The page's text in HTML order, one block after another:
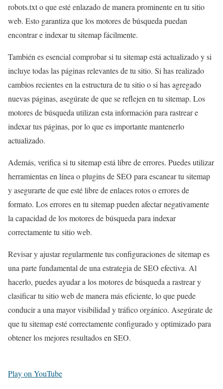
robots.txt o que esté enlazado de manera prominente en tu sitio
web. Esto garantiza que los motores de búsqueda puedan
encontrar e indexar tu sitemap fácilmente.
También es esencial comprobar si tu sitemap está actualizado y si
incluye todas las páginas relevantes de tu sitio. Si has realizado
cambios recientes en la estructura de tu sitio o si has agregado
nuevas páginas, asegúrate de que se reflejen en tu sitemap. Los
motores de búsqueda utilizan esta información para rastrear e
indexar tus páginas, por lo que es importante mantenerlo
actualizado.
Además, verifica si tu sitemap está libre de errores. Puedes utilizar
herramientas en línea o plugins de SEO para escanear tu sitemap
y asegurarte de que esté libre de enlaces rotos o errores de
formato. Los errores en tu sitemap pueden afectar negativamente
la capacidad de los motores de búsqueda para indexar
correctamente tu sitio web.
Revisar y ajustar regularmente tus configuraciones de sitemap es
una parte fundamental de una estrategia de SEO efectiva. Al
hacerlo, puedes ayudar a los motores de búsqueda a rastrear y
clasificar tu sitio web de manera más eficiente, lo que puede
conducir a una mayor visibilidad y tráfico orgánico. Asegúrate de
que tu sitemap esté correctamente configurado y optimizado para
obtener los mejores resultados en SEO.
Play on YouTube